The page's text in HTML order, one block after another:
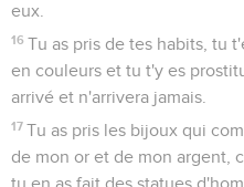
eux.
16 Tu as pris de tes habits, tu
en couleurs et tu t'y es
arrivé et n'arrivera jamais.
17 Tu as pris les bijoux qui
de mon or et de mon argent,
tu en as fait des statues